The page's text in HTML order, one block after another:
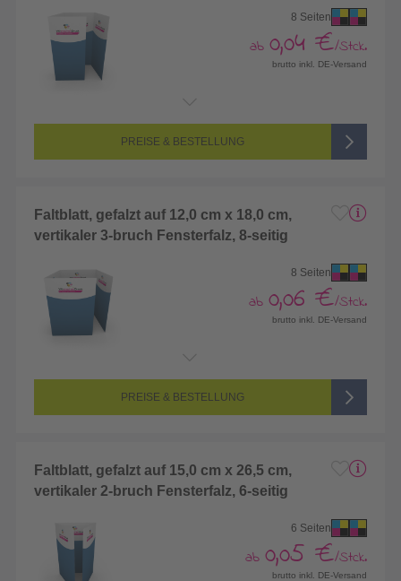
8 Seiten
ab 0,04 €/Stck.
brutto inkl. DE-Versand
Seitenanzahl: 8-seitig (Vorderseite und Rückseite bedruckt)
4/4-farbig CMYK (vollfarbig bedruckt)
PREISE & BESTELLUNG
Faltblatt, gefalzt auf 12,0 cm x 18,0 cm,
vertikaler 3-bruch Fensterfalz, 8-seitig
8 Seiten
ab 0,06 €/Stck.
brutto inkl. DE-Versand
Seitenanzahl: 8-seitig (Vorderseite und Rückseite bedruckt)
4/4-farbig CMYK (vollfarbig bedruckt)
PREISE & BESTELLUNG
Faltblatt, gefalzt auf 15,0 cm x 26,5 cm,
vertikaler 2-bruch Fensterfalz, 6-seitig
6 Seiten
ab 0,05 €/Stck.
brutto inkl. DE-Versand